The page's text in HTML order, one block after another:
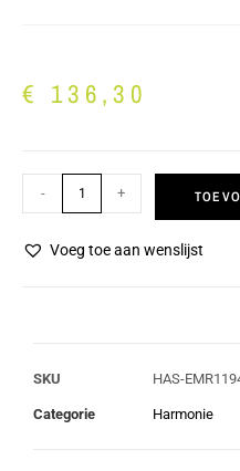
€ 136,30
- +
Voeg toe aan wenslijst
SKU HAS-
Categorie Harmonie